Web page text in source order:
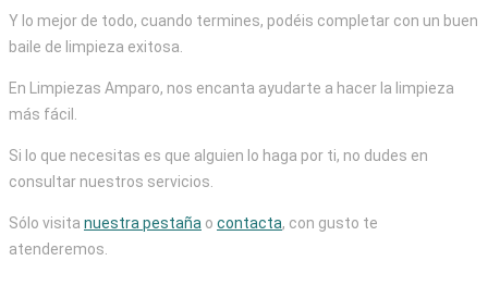
Y lo mejor de todo, cuando termines, podéis completar con un buen
baile de limpieza exitosa.
En Limpiezas Amparo, nos encanta ayudarte a hacer la limpieza
más fácil.
Si lo que necesitas es que alguien lo haga por ti, no dudes en
consultar nuestros servicios.
Sólo visita nuestra pestaña o contacta, con gusto te
atenderemos.